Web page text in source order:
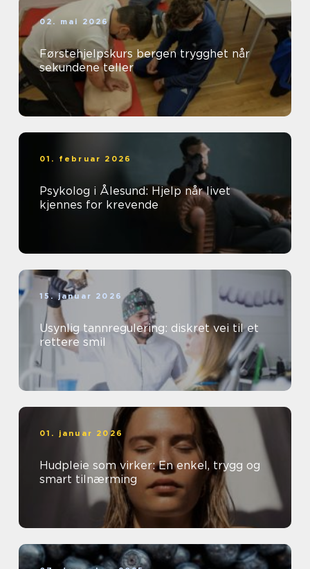
02. mai 2026
Førstehjelpskurs bergen trygghet når
sekundene teller
01. februar 2026
Psykolog i Ålesund: Hjelp når livet
kjennes for krevende
15. januar 2026
Usynlig tannregulering: diskret vei til et
rettere smil
01. januar 2026
Hudpleie som virker: En enkel, trygg og
smart tilnærming